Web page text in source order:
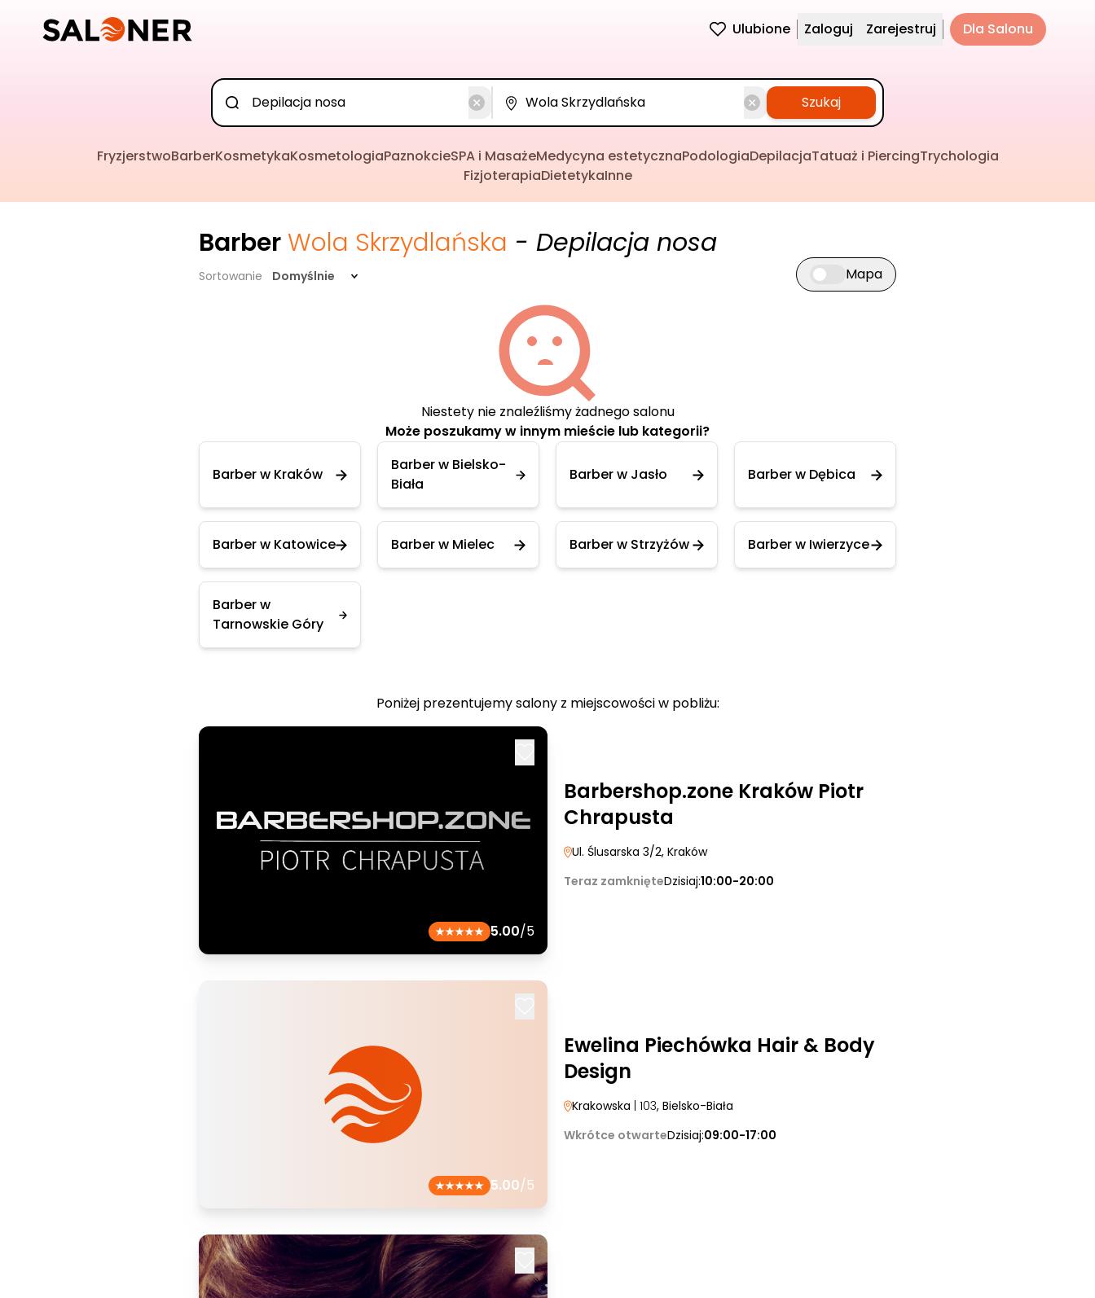
Ulubione Zaloguj Zarejestruj Dla Salonu
Szukaj
FryzjerstwoBarberKosmetykaKosmetologiaPaznokcieSPA i MasażeMedycyna estetycznaPodologiaDepilacjaTatuaż i PiercingTrychologia
FizjoterapiaDietetykaInne
Barber Wola Skrzydlańska - Depilacja nosa
Sortowanie Domyślnie Przełącz widok mapy
Mapa
Niestety nie znaleźliśmy żadnego salonu
Może poszukamy w innym mieście lub kategorii?
Barber w Kraków
Barber w Bielsko-
Biała
Barber w Jasło Barber w Dębica
Barber w Katowice Barber w Mielec Barber w Strzyżów Barber w Iwierzyce
Barber w
Tarnowskie Góry
Poniżej prezentujemy salony z miejscowości w pobliżu:
5.00/5
Barbershop.zone Kraków Piotr
Chrapusta
Ul. Ślusarska 3/2, Kraków
Teraz zamknięteDzisiaj:10:00-20:00
5.00/5
Ewelina Piechówka Hair & Body
Design
Krakowska | 103, Bielsko-Biała
Wkrótce otwarteDzisiaj:09:00-17:00